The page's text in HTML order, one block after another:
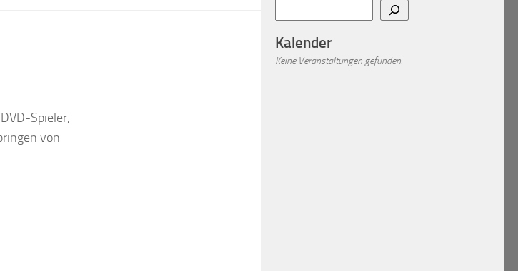
Spieler,
von
Kalender
Keine Veranstaltungen gefunden.